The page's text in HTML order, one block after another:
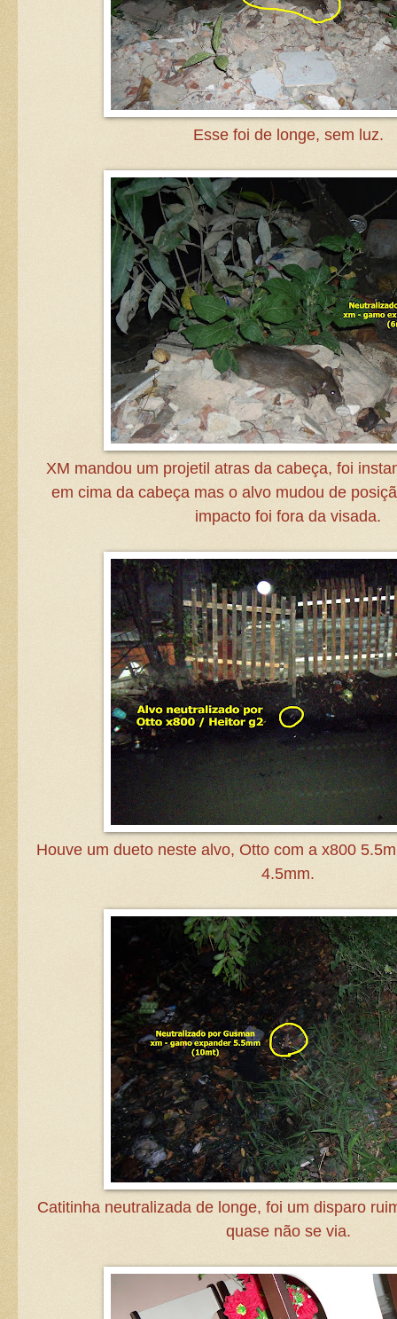
Esse foi de longe, sem luz.
XM mandou um projetil atras da cabeça, foi
em cima da cabeça mas o alvo mudou de
impacto foi fora da visada.
Houve um dueto neste alvo, Otto com a x800
4.5mm.
Catitinha neutralizada de longe, foi um disparo
quase não se via.